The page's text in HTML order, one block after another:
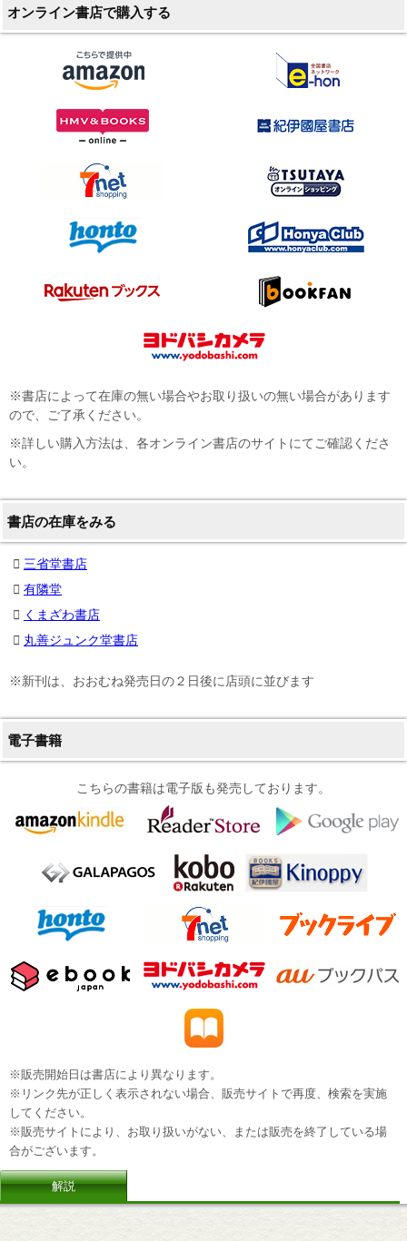
オンライン書店で購入する
※書店によって在庫の無い場合やお取り扱いの無い場合があります
ので、ご了承ください。
※詳しい購入方法は、各オンライン書店のサイトにてご確認くださ
い。
書店の在庫をみる
三省堂書店
有隣堂
くまざわ書店
丸善ジュンク堂書店
※新刊は、おおむね発売日の２日後に店頭に並びます
電子書籍
こちらの書籍は電子版も発売しております。
※販売開始日は書店により異なります。
※リンク先が正しく表示されない場合、販売サイトで再度、検索を実施
してください。
※販売サイトにより、お取り扱いがない、または販売を終了している場
合がございます。
解説